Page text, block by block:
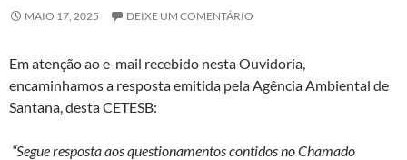
MAIO 17, 2025 DEIXE UM COMENTÁRIO
Em atenção ao e-mail recebido nesta Ouvidoria,
encaminhamos a resposta emitida pela Agência Ambiental de
Santana, desta CETESB:
“Segue resposta aos questionamentos contidos no Chamado